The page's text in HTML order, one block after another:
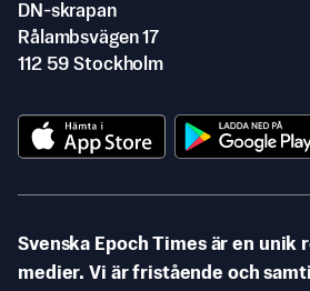
DN-skrapan
Rålambsvägen 17
112 59 Stockholm
Svenska Epoch Times är en unik
medier. Vi är fristående och